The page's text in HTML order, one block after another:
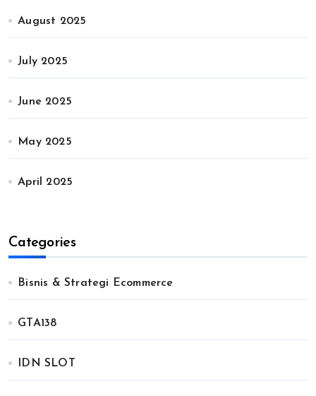
August 2025
July 2025
June 2025
May 2025
April 2025
Categories
Bisnis & Strategi Ecommerce
GTA138
IDN SLOT